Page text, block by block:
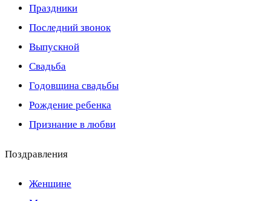
Праздники
Последний звонок
Выпускной
Свадьба
Годовщина свадьбы
Рождение ребенка
Признание в любви
Поздравления
Женщине